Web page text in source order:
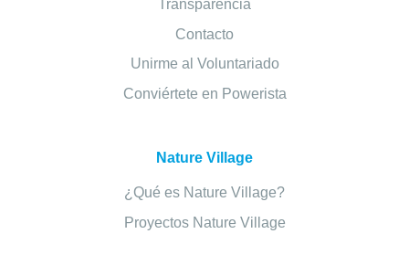
Transparencia
Contacto
Unirme al Voluntariado
Conviértete en Powerista
Nature Village
¿Qué es Nature Village?
Proyectos Nature Village